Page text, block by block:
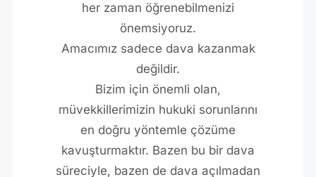
her zaman öğrenebilmenizi
önemsiyoruz.
Amacımız sadece dava kazanmak
değildir.
Bizim için önemli olan,
müvekkillerimizin hukuki sorunlarını
en doğru yöntemle çözüme
kavuşturmaktır. Bazen bu bir dava
süreciyle, bazen de dava açılmadan